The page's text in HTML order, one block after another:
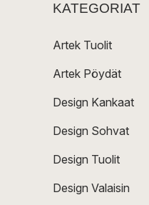
KATEGORIAT
Artek Tuolit
Artek Pöydät
Design Kankaat
Design Sohvat
Design Tuolit
Design Valaisin